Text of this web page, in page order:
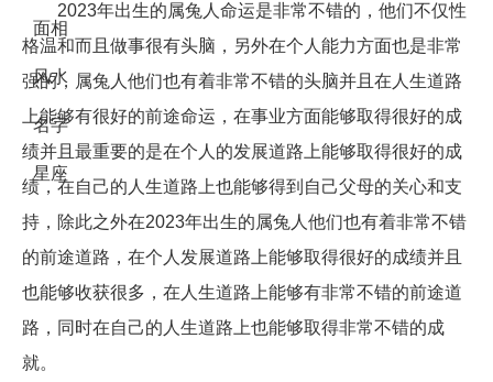
面相
风水
名字
星座
2023年出生的属兔人命运是非常不错的，他们不仅性
格温和而且做事很有头脑，另外在个人能力方面也是非常
强的，属兔人他们也有着非常不错的头脑并且在人生道路
上能够有很好的前途命运，在事业方面能够取得很好的成
绩并且最重要的是在个人的发展道路上能够取得很好的成
绩，在自己的人生道路上也能够得到自己父母的关心和支
持，除此之外在2023年出生的属兔人他们也有着非常不错
的前途道路，在个人发展道路上能够取得很好的成绩并且
也能够收获很多，在人生道路上能够有非常不错的前途道
路，同时在自己的人生道路上也能够取得非常不错的成
就。